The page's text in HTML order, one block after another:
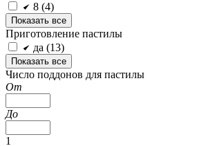
8 (4)
Показать все
Приготовление пастилы
да (13)
Показать все
Число поддонов для пастилы
От
До
1